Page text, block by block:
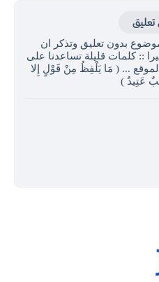
تعليق
بدون تعليق وتذكر ان
:: كلمات قليلة تساعدنا على
... ( مَا يَلْفِظُ مِنْ قَوْلٍ إِلا
عَتِيدٌ )